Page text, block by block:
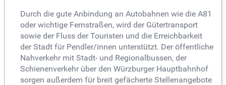
Durch die gute Anbindung an Autobahnen wie die A81
oder wichtige Fernstraßen, wird der Gütertransport
sowie der Fluss der Touristen und die Erreichbarkeit
der Stadt für Pendler/innen unterstützt. Der öffentliche
Nahverkehr mit Stadt- und Regionalbussen, der
Schienenverkehr über den Würzburger Hauptbahnhof
sorgen außerdem für breit gefächerte Stellenangebote